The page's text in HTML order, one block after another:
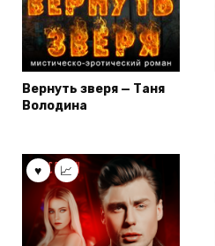
Вернуть зверя — Таня
Володина